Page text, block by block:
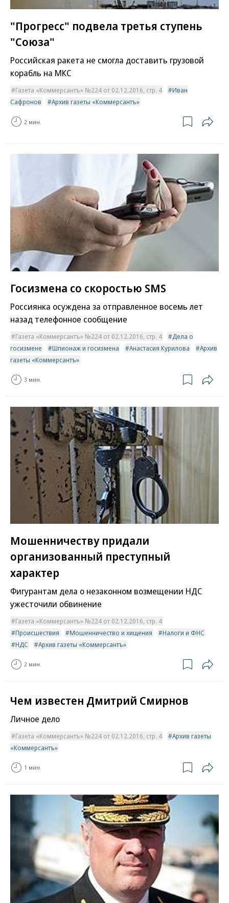
"Прогресс" подвела третья ступень
"Союза"
Российская ракета не смогла доставить грузовой
корабль на МКС
Газета «Коммерсантъ» №224 от 02.12.2016, стр. 4
Иван
Сафронов
Архив газеты «Коммерсантъ»
2 мин.
Госизмена со скоростью SMS
Россиянка осуждена за отправленное восемь лет
назад телефонное сообщение
Газета «Коммерсантъ» №224 от 02.12.2016, стр. 4
Дела о
госизмене
Шпионаж и госизмена Анастасия Курилова
Архив
газеты «Коммерсантъ»
3 мин.
Мошенничеству придали
организованный преступный
характер
Фигурантам дела о незаконном возмещении НДС
ужесточили обвинение
Газета «Коммерсантъ» №224 от 02.12.2016, стр. 4
Происшествия
Мошенничество и хищения
Налоги и ФНС
НДС
Архив газеты «Коммерсантъ»
2 мин.
Чем известен Дмитрий Смирнов
Личное дело
Газета «Коммерсантъ» №224 от 02.12.2016, стр. 4
Архив газеты
«Коммерсантъ»
1 мин.